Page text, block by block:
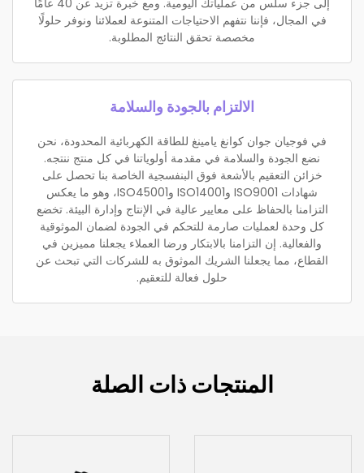
إلى جزء سلس من عملياتك اليومية. ومع خبرة تزيد عن 40 عامًا
في المجال، فإننا نتفهم الاحتياجات المتنوعة لعملائنا ونوفر حلولًا
مخصصة تحقق النتائج المطلوبة.
الالتزام بالجودة والسلامة
في فوجيان جوان كوانغ يامينغ للطاقة الكهربائية المحدودة، نحن
نضع الجودة والسلامة في مقدمة أولوياتنا في كل منتج ننتجه.
خزائن التعقيم بالأشعة فوق البنفسجية الخاصة بنا تحصل على
شهادات ISO9001 وISO14001 وISO45001، وهو ما يعكس
التزامنا بالحفاظ على معايير عالية في الإنتاج وإدارة البيئة. تخضع
كل وحدة لعمليات صارمة للتحكم في الجودة لضمان الموثوقية
والفعالية. إن التزامنا بالابتكار ورضا العملاء يجعلنا مميزين في
القطاع، مما يجعلنا الشريك الموثوق به للشركات التي تبحث عن
حلول فعالة للتعقيم.
المنتجات ذات الصلة